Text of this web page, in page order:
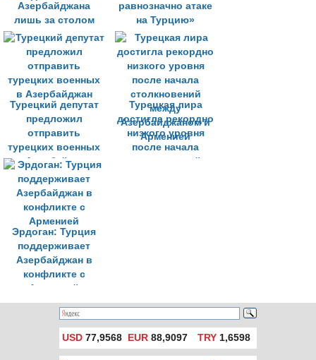
Азербайджана
лишь за столом
переговоров
недостаточно
равнозначно атаке
на Турцию»
Турецкий депутат
предложил
отправить
турецких военных
в Азербайджан
Турецкая лира
достигла рекордно
низкого уровня
после начала
столкновений
Эрдоган: Турция
поддерживает
Азербайджан в
конфликте с
Арменией
USD 77,9568 EUR 88,9097 TRY1,6598